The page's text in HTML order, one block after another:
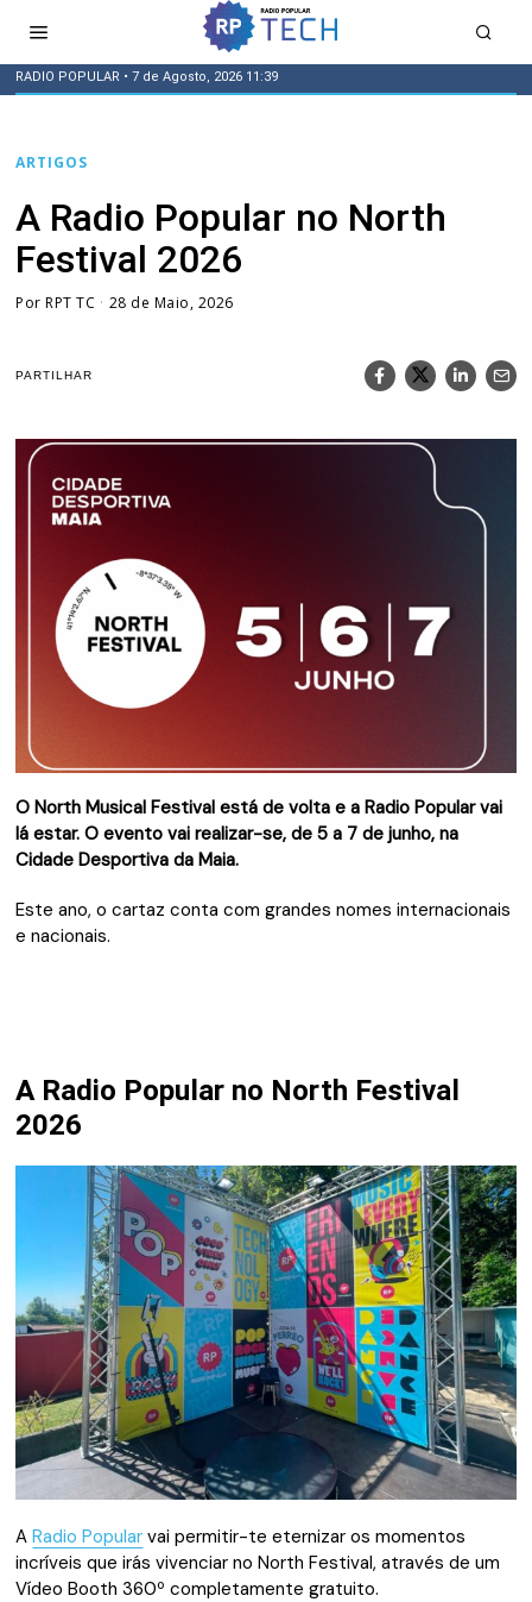
RADIO POPULAR • 7 de Agosto, 2026 11:39
ARTIGOS
A Radio Popular no North
Festival 2026
PorRPT TC 28 de Maio, 2026
PARTILHAR
O North Musical Festival está de volta e a Radio Popular vai
lá estar. O evento vai realizar-se, de 5 a 7 de junho, na
Cidade Desportiva da Maia.
Este ano, o cartaz conta com grandes nomes internacionais
e nacionais.
A Radio Popular no North Festival
2026
ARadio Popular vai permitir-te eternizar os momentos
incríveis que irás vivenciar no North Festival, através de um
Vídeo Booth 360º completamente gratuito.